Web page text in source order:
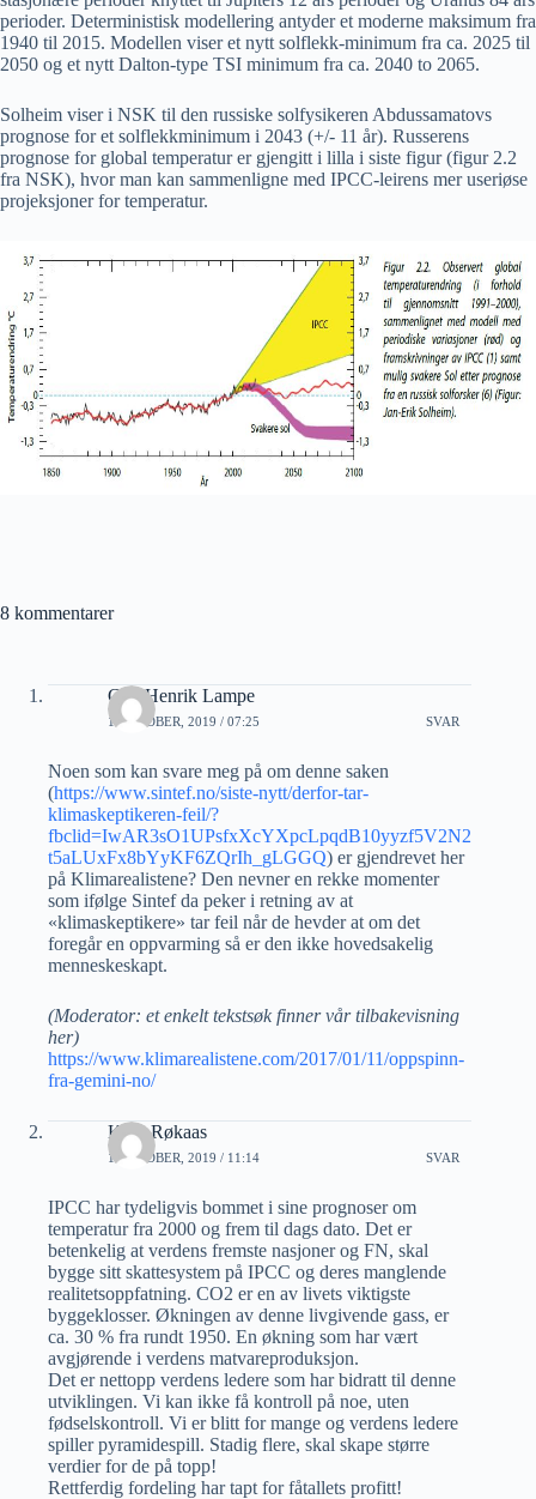
perioder. Deterministisk modellering antyder et moderne maksimum fra
1940 til 2015. Modellen viser et nytt solflekk-minimum fra ca. 2025 til
2050 og et nytt Dalton-type TSI minimum fra ca. 2040 to 2065.
Solheim viser i NSK til den russiske solfysikeren Abdussamatovs
prognose for et solflekkminimum i 2043 (+/- 11 år). Russerens
prognose for global temperatur er gjengitt i lilla i siste figur (figur 2.2
fra NSK), hvor man kan sammenligne med IPCC-leirens mer useriøse
projeksjoner for temperatur.
8 kommentarer
Carl Henrik Lampe
1 OKTOBER, 2019 / 07:25 SVAR
Noen som kan svare meg på om denne saken
(https://www.sintef.no/siste-nytt/derfor-tar-
klimaskeptikeren-feil/?
fbclid=IwAR3sO1UPsfxXcYXpcLpqdB10yyzf5V2N2
t5aLUxFx8bYyKF6ZQrIh_gLGGQ) er gjendrevet her
på Klimarealistene? Den nevner en rekke momenter
som ifølge Sintef da peker i retning av at
«klimaskeptikere» tar feil når de hevder at om det
foregår en oppvarming så er den ikke hovedsakelig
menneskeskapt.
(Moderator: et enkelt tekstsøk finner vår tilbakevisning
her)
https://www.klimarealistene.com/2017/01/11/oppspinn-
fra-gemini-no/
Knut Røkaas
1 OKTOBER, 2019 / 11:14 SVAR
IPCC har tydeligvis bommet i sine prognoser om
temperatur fra 2000 og frem til dags dato. Det er
betenkelig at verdens fremste nasjoner og FN, skal
bygge sitt skattesystem på IPCC og deres manglende
realitetsoppfatning. CO2 er en av livets viktigste
byggeklosser. Økningen av denne livgivende gass, er
ca. 30 % fra rundt 1950. En økning som har vært
avgjørende i verdens matvareproduksjon.
Det er nettopp verdens ledere som har bidratt til denne
utviklingen. Vi kan ikke få kontroll på noe, uten
fødselskontroll. Vi er blitt for mange og verdens ledere
spiller pyramidespill. Stadig flere, skal skape større
verdier for de på topp!
Rettferdig fordeling har tapt for fåtallets profitt!